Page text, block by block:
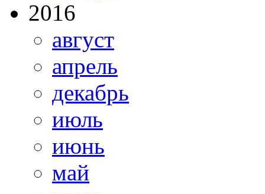
2016
август
апрель
декабрь
июль
июнь
май